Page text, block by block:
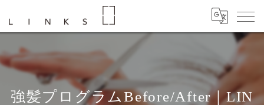
強髪プログラムBefore/After｜LIN